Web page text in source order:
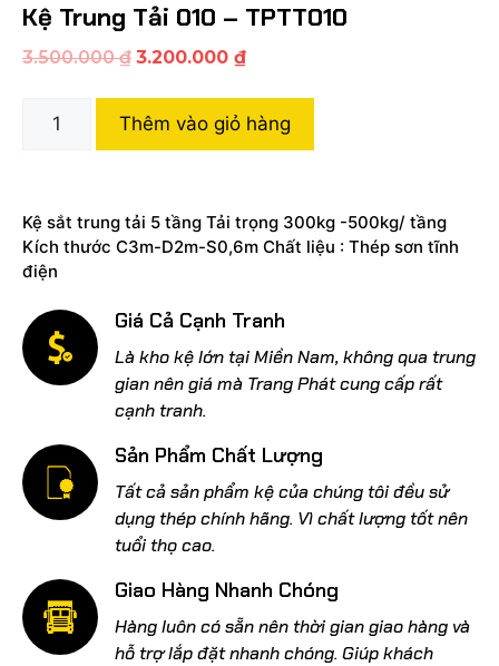
Kệ Trung Tải 010 – TPTT010
3.500.000₫ 3.200.000 ₫
Thêm vào giỏ hàng
Kệ sắt trung tải 5 tầng Tải trọng 300kg -500kg/ tầng
Kích thước C3m-D2m-S0,6m Chất liệu : Thép sơn tĩnh
điện
Giá Cả Cạnh Tranh
Là kho kệ lớn tại Miền Nam, không qua trung
gian nên giá mà Trang Phát cung cấp rất
cạnh tranh.
Sản Phẩm Chất Lượng
Tất cả sản phẩm kệ của chúng tôi đều sử
dụng thép chính hãng. Vì chất lượng tốt nên
tuổi thọ cao.
Giao Hàng Nhanh Chóng
Hàng luôn có sẵn nên thời gian giao hàng và
hỗ trợ lắp đặt nhanh chóng. Giúp khách